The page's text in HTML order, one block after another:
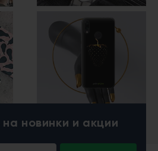
на новинки и акции